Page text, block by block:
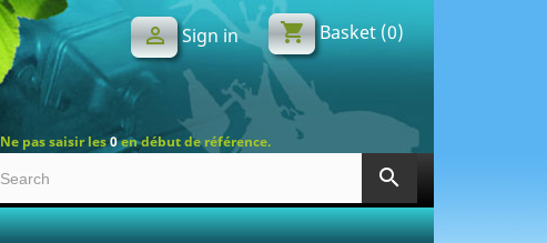
 Sign in shopping_cart Basket (0)
search
Ne pas saisir les0en début de référence.